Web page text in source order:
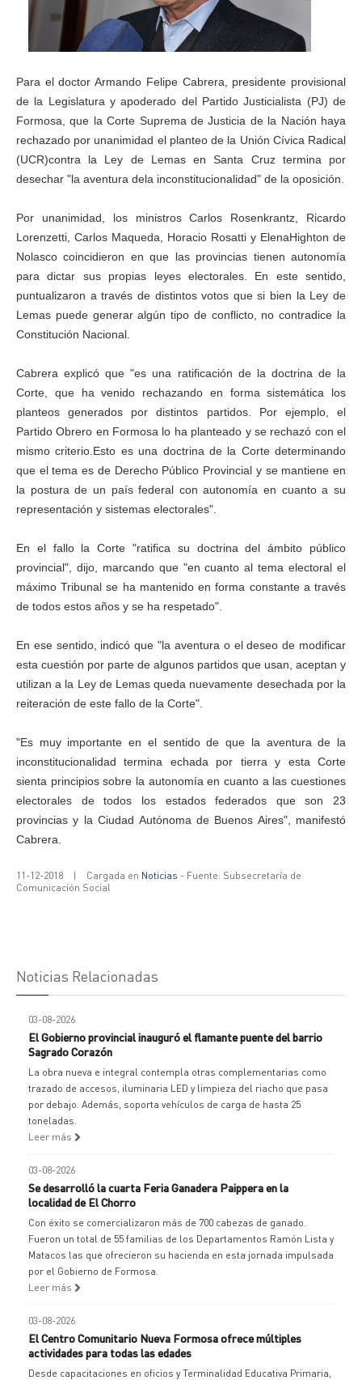
Para el doctor Armando Felipe Cabrera, presidente provisional
de la Legislatura y apoderado del Partido Justicialista (PJ) de
Formosa, que la Corte Suprema de Justicia de la Nación haya
rechazado por unanimidad el planteo de la Unión Cívica Radical
(UCR)contra la Ley de Lemas en Santa Cruz termina por
desechar "la aventura dela inconstitucionalidad" de la oposición.
Por unanimidad, los ministros Carlos Rosenkrantz, Ricardo
Lorenzetti, Carlos Maqueda, Horacio Rosatti y ElenaHighton de
Nolasco coincidieron en que las provincias tienen autonomía
para dictar sus propias leyes electorales. En este sentido,
puntualizaron a través de distintos votos que si bien la Ley de
Lemas puede generar algún tipo de conflicto, no contradice la
Constitución Nacional.
Cabrera explicó que "es una ratificación de la doctrina de la
Corte, que ha venido rechazando en forma sistemática los
planteos generados por distintos partidos. Por ejemplo, el
Partido Obrero en Formosa lo ha planteado y se rechazó con el
mismo criterio.Esto es una doctrina de la Corte determinando
que el tema es de Derecho Público Provincial y se mantiene en
la postura de un país federal con autonomía en cuanto a su
representación y sistemas electorales".
En el fallo la Corte "ratifica su doctrina del ámbito público
provincial", dijo, marcando que "en cuanto al tema electoral el
máximo Tribunal se ha mantenido en forma constante a través
de todos estos años y se ha respetado".
En ese sentido, indicó que "la aventura o el deseo de modificar
esta cuestión por parte de algunos partidos que usan, aceptan y
utilizan a la Ley de Lemas queda nuevamente desechada por la
reiteración de este fallo de la Corte".
"Es muy importante en el sentido de que la aventura de la
inconstitucionalidad termina echada por tierra y esta Corte
sienta principios sobre la autonomía en cuanto a las cuestiones
electorales de todos los estados federados que son 23
provincias y la Ciudad Autónoma de Buenos Aires", manifestó
Cabrera.
11-12-2018 | Cargada en Noticias - Fuente: Subsecretaría de
Comunicación Social
Noticias Relacionadas
03-08-2026
El Gobierno provincial inauguró el flamante puente del barrio
Sagrado Corazón
La obra nueva e integral contempla otras complementarias como
trazado de accesos, iluminaria LED y limpieza del riacho que pasa
por debajo. Además, soporta vehículos de carga de hasta 25
toneladas.
Leer más
03-08-2026
Se desarrolló la cuarta Feria Ganadera Paippera en la
localidad de El Chorro
Con éxito se comercializaron más de 700 cabezas de ganado.
Fueron un total de 55 familias de los Departamentos Ramón Lista y
Matacos las que ofrecieron su hacienda en esta jornada impulsada
por el Gobierno de Formosa.
Leer más
03-08-2026
El Centro Comunitario Nueva Formosa ofrece múltiples
actividades para todas las edades
Desde capacitaciones en oficios y Terminalidad Educativa Primaria,